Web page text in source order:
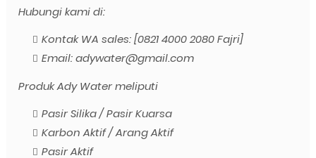
Hubungi kami di:
Kontak WA sales: [0821 4000 2080 Fajri]
Email: adywater@gmail.com
Produk Ady Water meliputi
Pasir Silika / Pasir Kuarsa
Karbon Aktif / Arang Aktif
Pasir Aktif